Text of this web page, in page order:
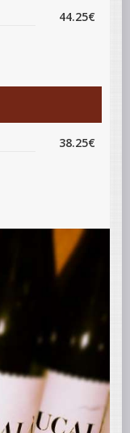
44.25€
38.25€